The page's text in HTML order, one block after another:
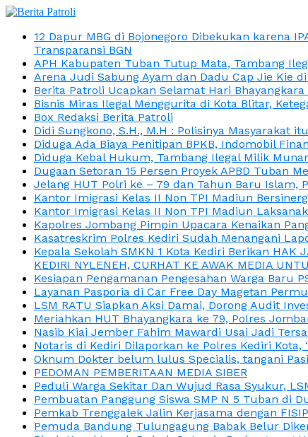
12 Dapur MBG di Bojonegoro Dibekukan karena
Transparansi BGN
APH Kabupaten Tuban Tutup Mata, Tambang
Arena Judi Sabung Ayam dan Dadu Cap Jie Kie
Berita Patroli Ucapkan Selamat Hari
Bisnis Miras Ilegal Menggurita di Kota Blitar,
Box Redaksi Berita Patroli
Didi Sungkono, S.H., M.H : Polisinya
Diduga Ada Biaya Penitipan BPKB, Indomobil
Diduga Kebal Hukum, Tambang Ilegal Milik
Dugaan Setoran 15 Persen Proyek APBD Tuban
Jelang HUT Polri ke – 79 dan Tahun Baru Islam,
Kantor Imigrasi Kelas II Non TPI Madiun
Kantor Imigrasi Kelas II Non TPI Madiun
Kapolres Jombang Pimpin Upacara Kenaikan
Kasatreskrim Polres Kediri Sudah Menangani
Kepala Sekolah SMKN 1 Kota Kediri Berikan HAK
KEDIRI NYLENEH, CURHAT KE AWAK MEDIA
Kesiapan Pengamanan Pengesahan Warga Baru
Layanan Pasporia di Car Free Day Magetan
LSM RATU Siapkan Aksi Damai, Dorong Audit
Meriahkan HUT Bhayangkara ke 79, Polres
Nasib Kiai Jember Fahim Mawardi Usai Jadi
Notaris di Kediri Dilaporkan ke Polres Kediri Kota,
Oknum Dokter belum lulus Specialis, tangani
PEDOMAN PEMBERITAAN MEDIA SIBER
Peduli Warga Sekitar Dan Wujud Rasa Syukur,
Pembuatan Panggung Siswa SMP N 5 Tuban di
Pemkab Trenggalek Jalin Kerjasama dengan
Pemuda Bandung Tulungagung Babak Belur